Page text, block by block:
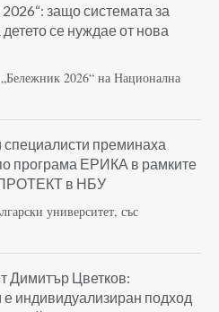
2026“: защо системата за
се нуждае от нова
2026“ на Национална
специалисти преминаха
програма ЕРИКА в рамките
ПРОТЕКТ в НБУ
университет, със
Димитър Цветков:
индивидуализиран подход